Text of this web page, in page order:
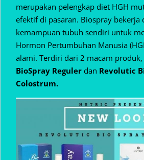
merupakan pelengkap diet HGH
efektif di pasaran. Biospray bekerja
kemampuan tubuh sendiri untuk
Hormon Pertumbuhan Manusia
alami. Terdiri dari 2 macam
BioSpray Reguler dan Revolutic
Colostrum.